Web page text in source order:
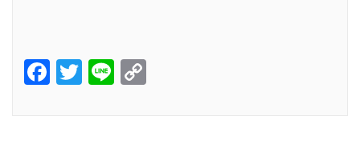
Facebook
Twitter
Line